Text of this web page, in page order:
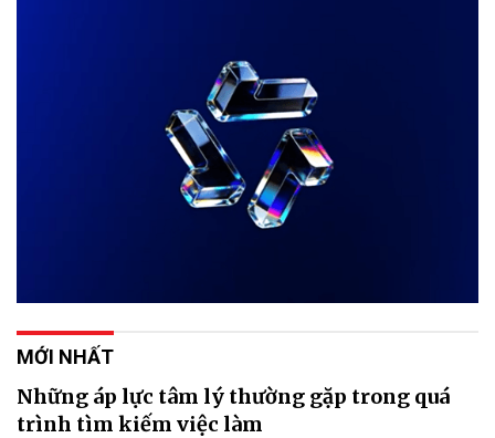
MỚI NHẤT
Những áp lực tâm lý thường gặp trong quá
trình tìm kiếm việc làm